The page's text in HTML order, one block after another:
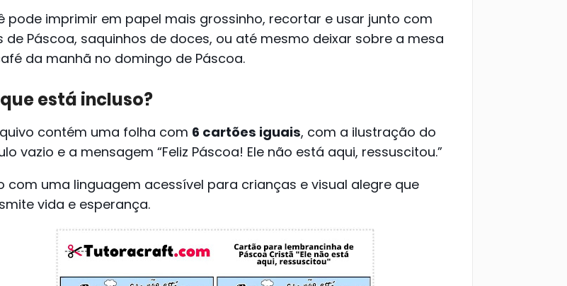
pode imprimir em papel mais grossinho, recortar e usar junto com
de Páscoa, saquinhos de doces, ou até mesmo deixar sobre a mesa
da manhã no domingo de Páscoa.
está incluso?
contém uma folha com 6 cartões iguais, com a ilustração do
vazio e a mensagem “Feliz Páscoa! Ele não está aqui, ressuscitou.”
com uma linguagem acessível para crianças e visual alegre que
vida e esperança.